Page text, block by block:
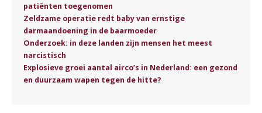
patiënten toegenomen
Zeldzame operatie redt baby van ernstige
darmaandoening in de baarmoeder
Onderzoek: in deze landen zijn mensen het meest
narcistisch
Explosieve groei aantal airco’s in Nederland: een gezond
en duurzaam wapen tegen de hitte?